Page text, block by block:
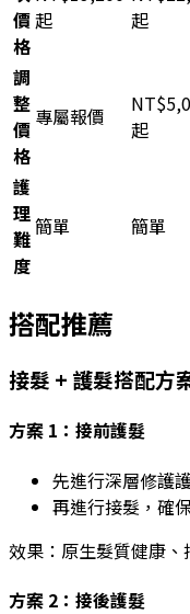
價
格
起
起
調
整
價
格
專屬報價
起
護
理
難
度
簡單 簡單
搭配推薦
接髮 + 護髮搭配方
方案 1：接前護髮
先進行深層修護
再進行接髮，確
效果： 原生髮質健康
方案 2：接後護髮